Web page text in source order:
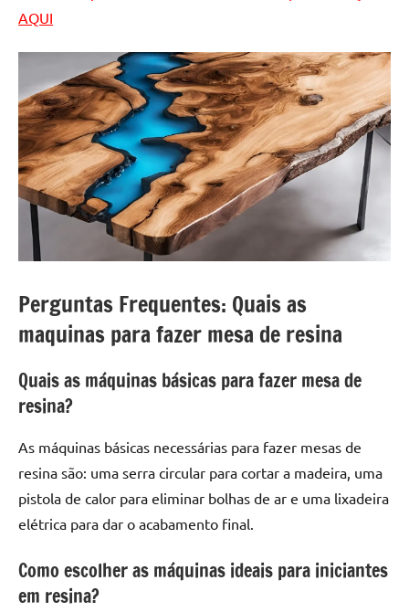
AQUI
Perguntas Frequentes: Quais as
maquinas para fazer mesa de resina
Quais as máquinas básicas para fazer mesa de
resina?
As máquinas básicas necessárias para fazer mesas de
resina são: uma serra circular para cortar a madeira, uma
pistola de calor para eliminar bolhas de ar e uma lixadeira
elétrica para dar o acabamento final.
Como escolher as máquinas ideais para iniciantes
em resina?